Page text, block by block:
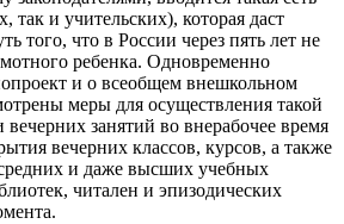
так и учительских), которая даст
того, что в России через пять лет не
ребенка. Одновременно
и о всеобщем внешкольном
меры для осуществления такой
занятий во внерабочее время
вечерних классов, курсов, а также
и даже высших учебных
читален и эпизодических